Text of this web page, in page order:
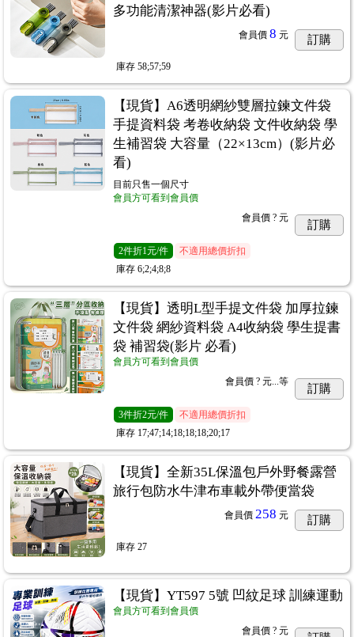
多功能清潔神器(影片必看)
會員價 8 元 訂購
庫存 58;57;59
【現貨】A6透明網紗雙層拉鍊文件袋
手提資料袋 考卷收納袋 文件收納袋 學
生補習袋 大容量（22×13cm）(影片必
看)
目前只售一個尺寸
會員方可看到會員價
會員價 ? 元
訂購
2件折1元/件
不適用總價折扣
庫存 6;2;4;8;8
【現貨】透明L型手提文件袋 加厚拉鍊
文件袋 網紗資料袋 A4收納袋 學生提書
袋 補習袋(影片 必看)
會員方可看到會員價
會員價 ? 元... 等
訂購
3件折2元/件
不適用總價折扣
庫存 17;47;14;18;18;18;20;17
【現貨】全新35L保溫包戶外野餐露營
旅行包防水牛津布車載外帶便當袋
會員價 258 元 訂購
庫存 27
【現貨】YT597 5號 凹紋足球 訓練運動
會員方可看到會員價
會員價 ? 元